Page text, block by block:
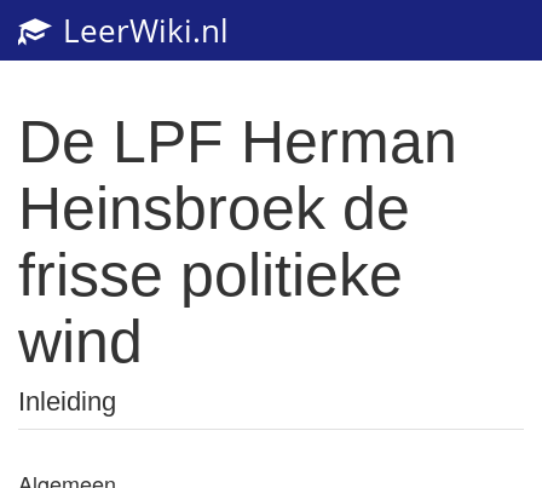
LeerWiki.nl
De LPF Herman
Heinsbroek de
frisse politieke
wind
Inleiding